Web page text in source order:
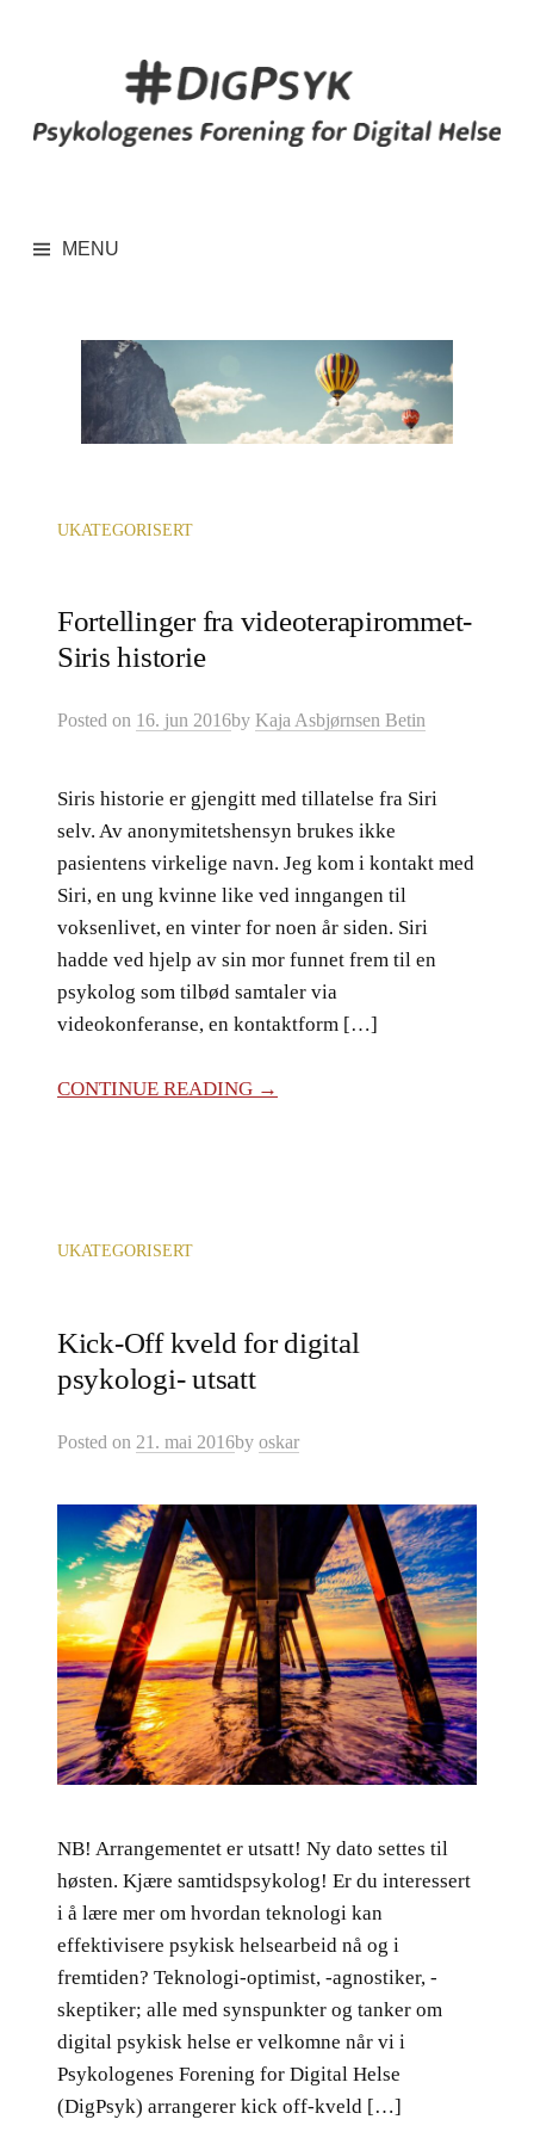
MENU
UKATEGORISERT
Fortellinger fra videoterapirommet-
Siris historie
Posted on 16. jun 2016by Kaja Asbjørnsen Betin
Siris historie er gjengitt med tillatelse fra Siri
selv. Av anonymitetshensyn brukes ikke
pasientens virkelige navn. Jeg kom i kontakt med
Siri, en ung kvinne like ved inngangen til
voksenlivet, en vinter for noen år siden. Siri
hadde ved hjelp av sin mor funnet frem til en
psykolog som tilbød samtaler via
videokonferanse, en kontaktform […]
CONTINUE READING →
UKATEGORISERT
Kick-Off kveld for digital
psykologi- utsatt
Posted on 21. mai 2016by oskar
NB! Arrangementet er utsatt! Ny dato settes til
høsten. Kjære samtidspsykolog! Er du interessert
i å lære mer om hvordan teknologi kan
effektivisere psykisk helsearbeid nå og i
fremtiden? Teknologi-optimist, -agnostiker, -
skeptiker; alle med synspunkter og tanker om
digital psykisk helse er velkomne når vi i
Psykologenes Forening for Digital Helse
(DigPsyk) arrangerer kick off-kveld […]